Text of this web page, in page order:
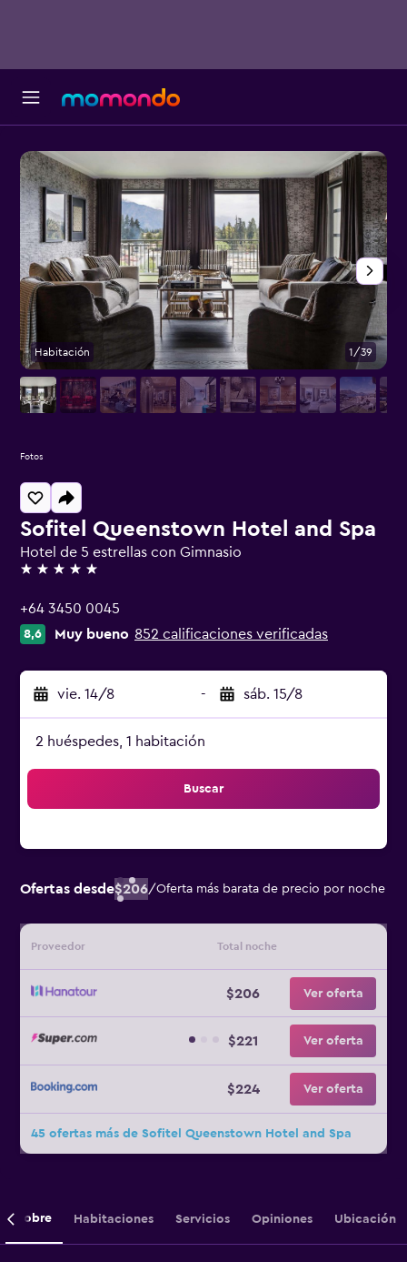
Sofitel Queenstown Hotel and Spa
Hotel de 5 estrellas con Gimnasio
5 estrellas
+64 3450 0045
8,6 Muy bueno 852 calificaciones verificadas
vie. 14/8 - sáb. 15/8
2 huéspedes, 1 habitación
Buscar
Ofertas desde$206/Oferta más barata de precio por noche
Proveedor Total noche
$206 Ver oferta
$221 Ver oferta
$224 Ver oferta
45 ofertas más de Sofitel Queenstown Hotel and Spa
Habitación 1/39
Fotos
Sobre Habitaciones Servicios Opiniones Ubicación